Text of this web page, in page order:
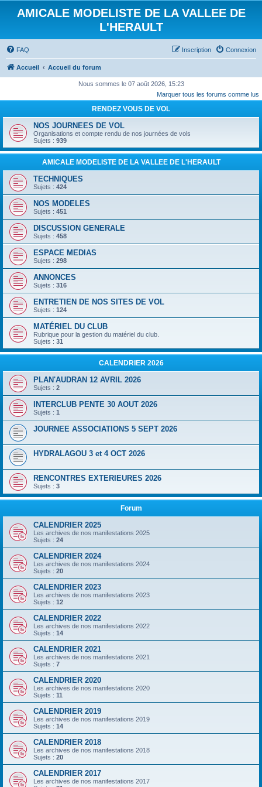
AMICALE MODELISTE DE LA VALLEE DE
L'HERAULT
FAQ Connexion
Inscription
Accueil Accueil du forum
Nous sommes le 07 août 2026, 15:23
Marquer tous les forums comme lus
RENDEZ VOUS DE VOL
NOS JOURNEES DE VOL
Organisations et compte rendu de nos journées de vols
Sujets : 939
AMICALE MODELISTE DE LA VALLEE DE L'HERAULT
TECHNIQUES
Sujets : 424
NOS MODELES
Sujets : 451
DISCUSSION GENERALE
Sujets : 458
ESPACE MEDIAS
Sujets : 298
ANNONCES
Sujets : 316
ENTRETIEN DE NOS SITES DE VOL
Sujets : 124
MATÉRIEL DU CLUB
Rubrique pour la gestion du matériel du club.
Sujets : 31
CALENDRIER 2026
PLAN'AUDRAN 12 AVRIL 2026
Sujets : 2
INTERCLUB PENTE 30 AOUT 2026
Sujets : 1
JOURNEE ASSOCIATIONS 5 SEPT 2026
HYDRALAGOU 3 et 4 OCT 2026
RENCONTRES EXTERIEURES 2026
Sujets : 3
Forum
CALENDRIER 2025
Les archives de nos manifestations 2025
Sujets : 24
CALENDRIER 2024
Les archives de nos manifestations 2024
Sujets : 20
CALENDRIER 2023
Les archives de nos manifestations 2023
Sujets : 12
CALENDRIER 2022
Les archives de nos manifestations 2022
Sujets : 14
CALENDRIER 2021
Les archives de nos manifestations 2021
Sujets : 7
CALENDRIER 2020
Les archives de nos manifestations 2020
Sujets : 11
CALENDRIER 2019
Les archives de nos manifestations 2019
Sujets : 14
CALENDRIER 2018
Les archives de nos manifestations 2018
Sujets : 20
CALENDRIER 2017
Les archives de nos manifestations 2017